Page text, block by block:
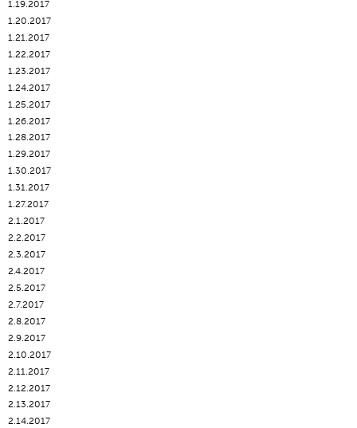
1.19.2017
1.20.2017
1.21.2017
1.22.2017
1.23.2017
1.24.2017
1.25.2017
1.26.2017
1.28.2017
1.29.2017
1.30.2017
1.31.2017
1.27.2017
2.1.2017
2.2.2017
2.3.2017
2.4.2017
2.5.2017
2.7.2017
2.8.2017
2.9.2017
2.10.2017
2.11.2017
2.12.2017
2.13.2017
2.14.2017